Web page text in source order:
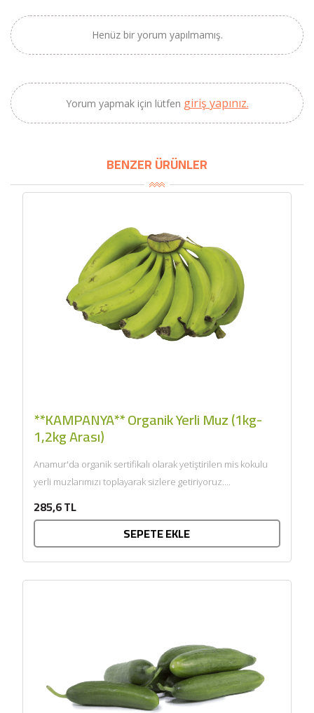
Henüz bir yorum yapılmamış.
Yorum yapmak için lütfen giriş yapınız.
BENZER ÜRÜNLER
**KAMPANYA** Organik Yerli Muz (1kg-
1,2kg Arası)
Anamur'da organik sertifikalı olarak yetiştirilen mis kokulu
yerli muzlarımızı toplayarak sizlere getiriyoruz....
285,6 TL
SEPETE EKLE
BU HAFTANIN PLANLI İNDİRİMİ
2690,00 TL
Kaan Olgun Hasat
Zeytinyağı (5lt, Soğuk
Sıkım) - Bilgem
Zeytincilik
SEPETE EKLE